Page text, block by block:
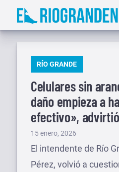
Saltar
PUBLICADO
RÍO GRANDE
Celulares sin
daño empieza a
efectivo»,
Publicado
el
15 enero, 2026
El intendente de Río
Pérez, volvió a